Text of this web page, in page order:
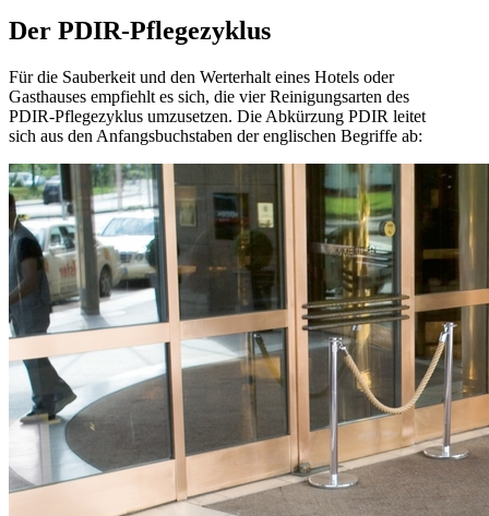
Der PDIR-Pflegezyklus
Für die Sauberkeit und den Werterhalt eines Hotels oder
Gasthauses empfiehlt es sich, die vier Reinigungsarten des
PDIR-Pflegezyklus umzusetzen. Die Abkürzung PDIR leitet
sich aus den Anfangsbuchstaben der englischen Begriffe ab: